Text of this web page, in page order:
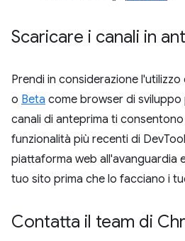
Scaricare i canali in
Prendi in considerazione l'utilizzo
o Beta come browser di
canali di anteprima ti
funzionalità più recenti di
piattaforma web all'avanguardia
tuo sito prima che lo facciano i
Contatta il team di